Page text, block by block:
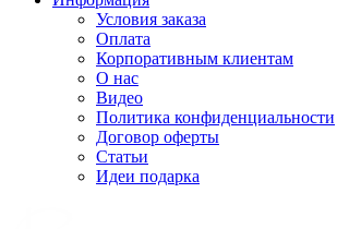
Условия заказа
Оплата
Корпоративным клиентам
О нас
Видео
Политика конфиденциальности
Договор оферты
Статьи
Идеи подарка